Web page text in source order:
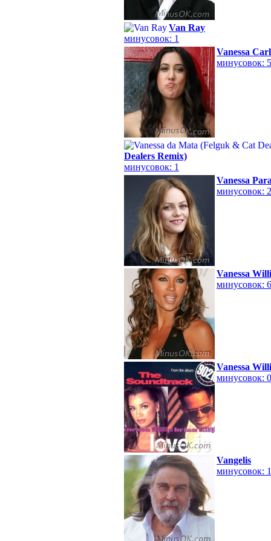
Van Ray
минусовок: 1
Vanessa
минусовок: 5
Dealers Remix)
минусовок: 1
Vanessa
минусовок: 2
Vanessa
минусовок: 6
Vanessa
минусовок: 0
Vangelis
минусовок: